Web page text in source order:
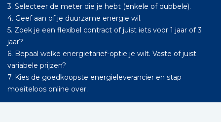
3. Selecteer de meter die je hebt (enkele of dubbele).
4. Geef aan of je duurzame energie wil.
5. Zoek je een flexibel contract of juist iets voor 1 jaar of 3
jaar?
6. Bepaal welke energietarief-optie je wilt. Vaste of juist
variabele prijzen?
7. Kies de goedkoopste energieleverancier en stap
moeiteloos online over.